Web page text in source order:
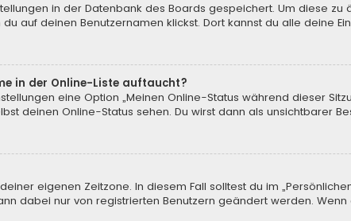
in der Datenbank des Boards gespeichert. Um diese zu
auf deinen Benutzernamen klickst. Dort kannst du alle deine
in der Online-Liste auftaucht?
eine Option „Meinen Online-Status während dieser
deinen Online-Status sehen. Du wirst dann als unsichtbarer
eigenen Zeitzone. In diesem Fall solltest du im
dabei nur von registrierten Benutzern geändert werden.